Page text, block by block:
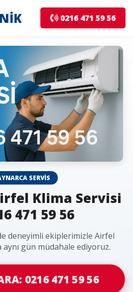
0216 471 59 56
SERVIS
Klima Servisi
471 59 56
deneyimli ekiplerimizle Airfel
aynı gün müdahale ediyoruz.
0216 471 59 56